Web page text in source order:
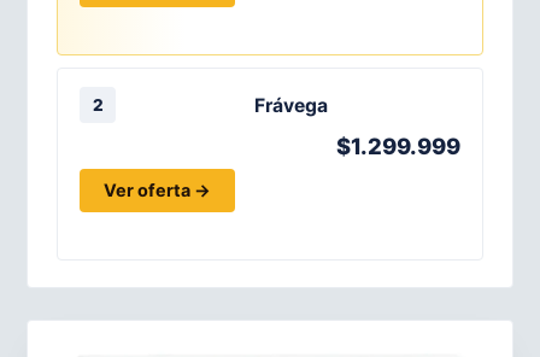
2 Frávega
$1.299.999
Ver oferta →